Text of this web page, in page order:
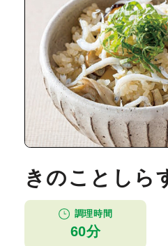
きのことしら
調理時間
60分